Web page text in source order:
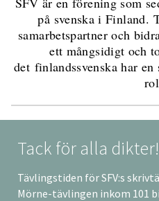
på svenska i Finland.
samarbetspartner och
ett mångsidigt och
det finlandssvenska har
Tack för alla dikter!
Tävlingstiden för SFV:s
Mörne-tävlingen inkom 101